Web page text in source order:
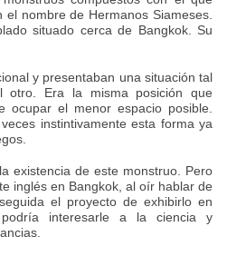
nombre de Hermanos Siameses.
situado cerca de Bangkok. Su
y presentaban una situación tal
Era la misma posición que
el menor espacio posible.
instintivamente esta forma ya
existencia de este monstruo. Pero
inglés en Bangkok, al oír hablar de
el proyecto de exhibirlo en
interesarle a la ciencia y